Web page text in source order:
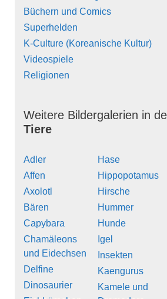
Büchern und Comics
Superhelden
K-Culture (Koreanische Kultur)
Videospiele
Religionen
Weitere Bildergalerien in
Tiere
Adler
Affen
Axolotl
Bären
Capybara
Chamäleons
und Eidechsen
Delfine
Dinosaurier
Hase
Hippopotamus
Hirsche
Hummer
Hunde
Igel
Insekten
Kaengurus
Kamele und